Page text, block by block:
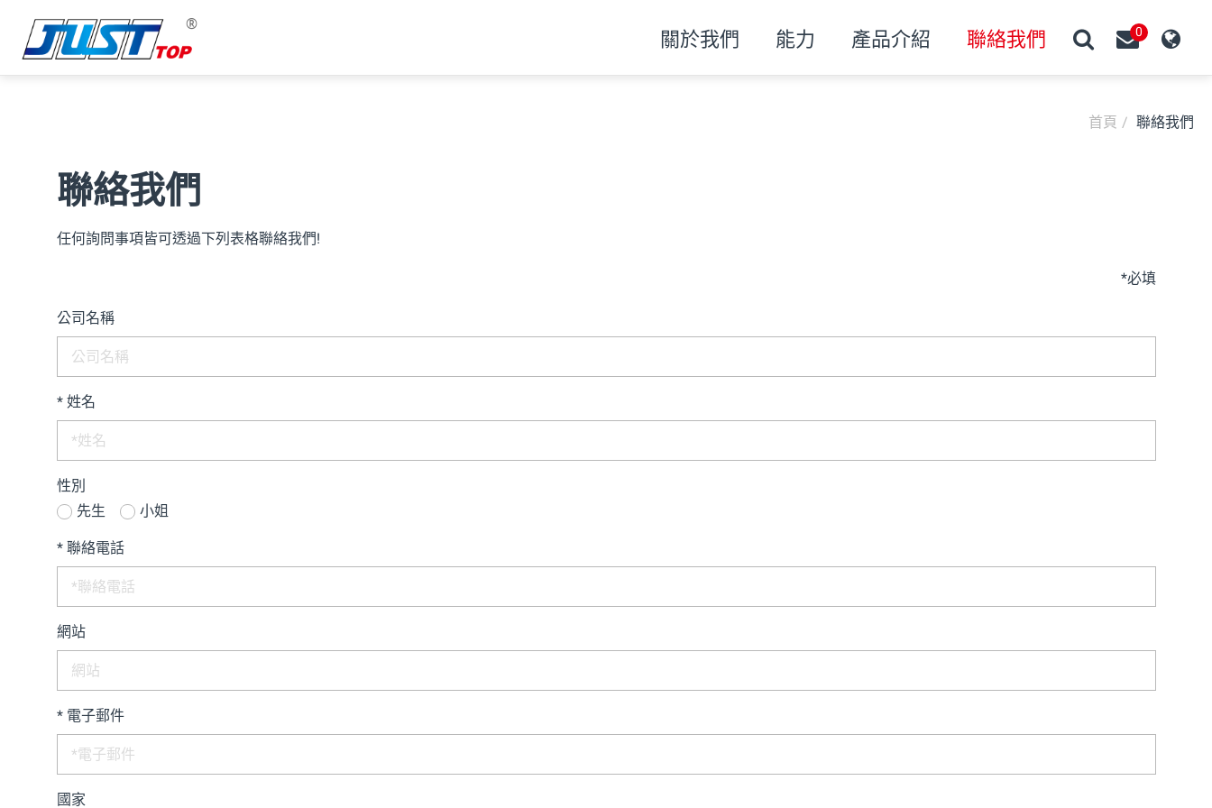
關於我們 能力 產品介紹 聯絡我們 0
首頁 聯絡我們
聯絡我們
任何詢問事項皆可透過下列表格聯絡我們!
*必填
公司名稱
*姓名
性別
先生
小姐
*聯絡電話
網站
*電子郵件
國家
產品介紹
聯絡我們